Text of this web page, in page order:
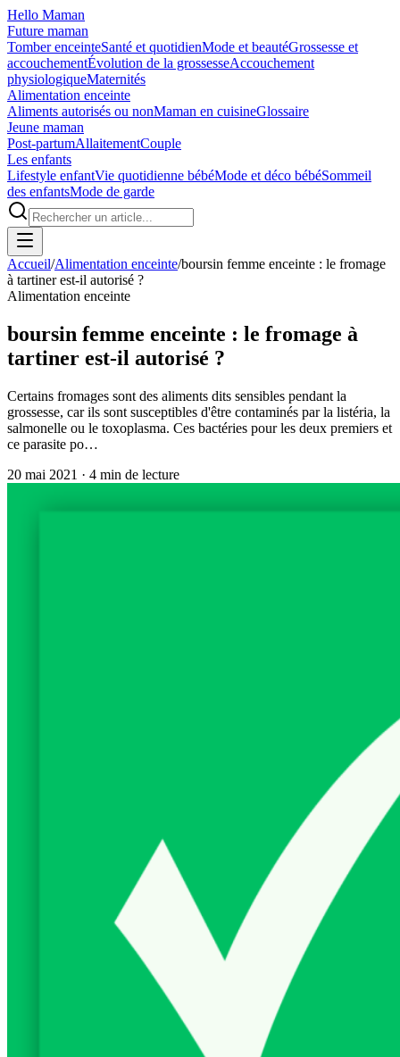
Hello Maman
Future maman
Tomber enceinteSanté et quotidienMode et beautéGrossesse et
accouchementÉvolution de la grossesseAccouchement
physiologiqueMaternités
Alimentation enceinte
Aliments autorisés ou nonMaman en cuisineGlossaire
Jeune maman
Post-partumAllaitementCouple
Les enfants
Lifestyle enfantVie quotidienne bébéMode et déco bébéSommeil
des enfantsMode de garde
Accueil/Alimentation enceinte/boursin femme enceinte : le fromage
à tartiner est-il autorisé ?
Alimentation enceinte
boursin femme enceinte : le fromage à
tartiner est-il autorisé ?
Certains fromages sont des aliments dits sensibles pendant la
grossesse, car ils sont susceptibles d'être contaminés par la listéria, la
salmonelle ou le toxoplasma. Ces bactéries pour les deux premiers et
ce parasite po…
20 mai 2021 · 4 min de lecture